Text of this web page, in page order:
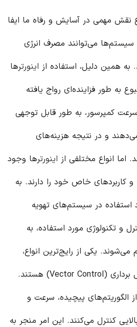
مهمی در آسایش و رفاه ما ایفا
سیستم‌ها می‌توانند مصرف انرژی
همین دلیل، استفاده از اینورترها
به طور فزاینده‌ای رواج یافته
کمپرسور، به طور قابل توجهی
می‌دهند و در نتیجه هزینه‌های
اما انواع مختلفی از اینورترها وجود
و کاربردهای خاص خود را دارند. به
استفاده در سیستم‌های تهویه
و تکنولوژی مورد استفاده، به
یکی از رایج‌ترین انواع،
های مبتنی بر کنترل برداری (Vector Control) هستند.
الگوریتم‌های پیچیده، سرعت و
کنترل می‌کنند. این امر منجر به